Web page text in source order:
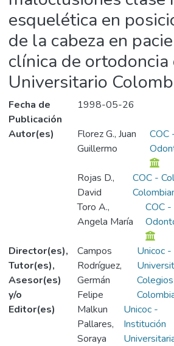
esquelética en
de la cabeza en
clínica de
Universitario
Fecha de
Publicación
1998-05-26
Autor(es)
Florez G., Juan
Guillermo
COC
Rojas D.,
David
COC -
Toro A.,
Angela María
COC
Director(es),
Tutor(es),
Asesor(es)
y/o
Editor(es)
Campos
Rodríguez,
Germán
Felipe
Unicoc
Malkun
Pallares,
Soraya
Unicoc -
Institución